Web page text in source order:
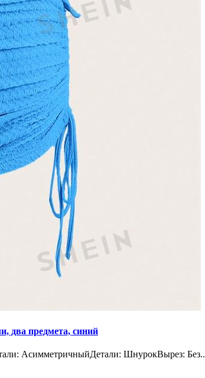
два предмета, синий
АсимметричныйДетали: ШнурокВырез: Без..